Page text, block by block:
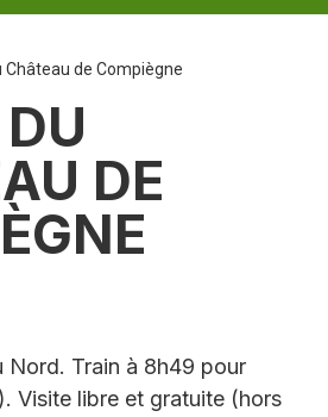
de Compiègne
DE
Nord. Train à 8h49 pour
Visite libre et gratuite (hors